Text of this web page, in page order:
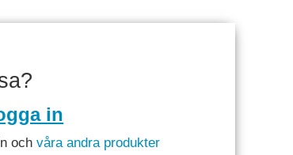
in
ochvåra andra produkter